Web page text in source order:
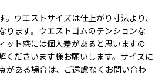
。ウエストサイズは仕上がり寸法より、
ります。ウエストゴムのテンションな
ット感には個人差があると思いますの
くださいます様お願いします。サイズに
がある場合は、ご遠慮なくお問い合わ